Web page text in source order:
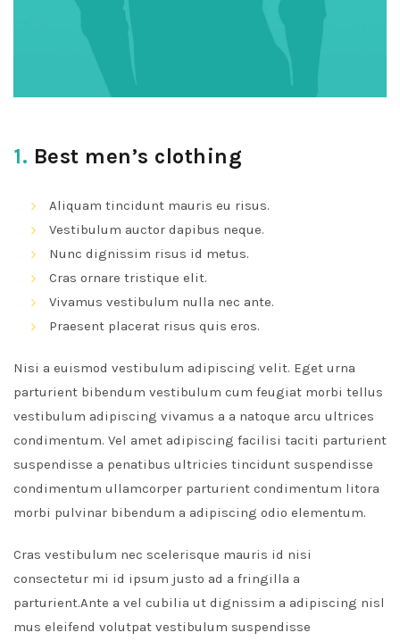
1. Best men’s clothing
Aliquam tincidunt mauris eu risus.
Vestibulum auctor dapibus neque.
Nunc dignissim risus id metus.
Cras ornare tristique elit.
Vivamus vestibulum nulla nec ante.
Praesent placerat risus quis eros.
Nisi a euismod vestibulum adipiscing velit. Eget urna
parturient bibendum vestibulum cum feugiat morbi tellus
vestibulum adipiscing vivamus a a natoque arcu ultrices
condimentum. Vel amet adipiscing facilisi taciti parturient
suspendisse a penatibus ultricies tincidunt suspendisse
condimentum ullamcorper parturient condimentum litora
morbi pulvinar bibendum a adipiscing odio elementum.
Cras vestibulum nec scelerisque mauris id nisi
consectetur mi id ipsum justo ad a fringilla a
parturient.Ante a vel cubilia ut dignissim a adipiscing nisl
mus eleifend volutpat vestibulum suspendisse